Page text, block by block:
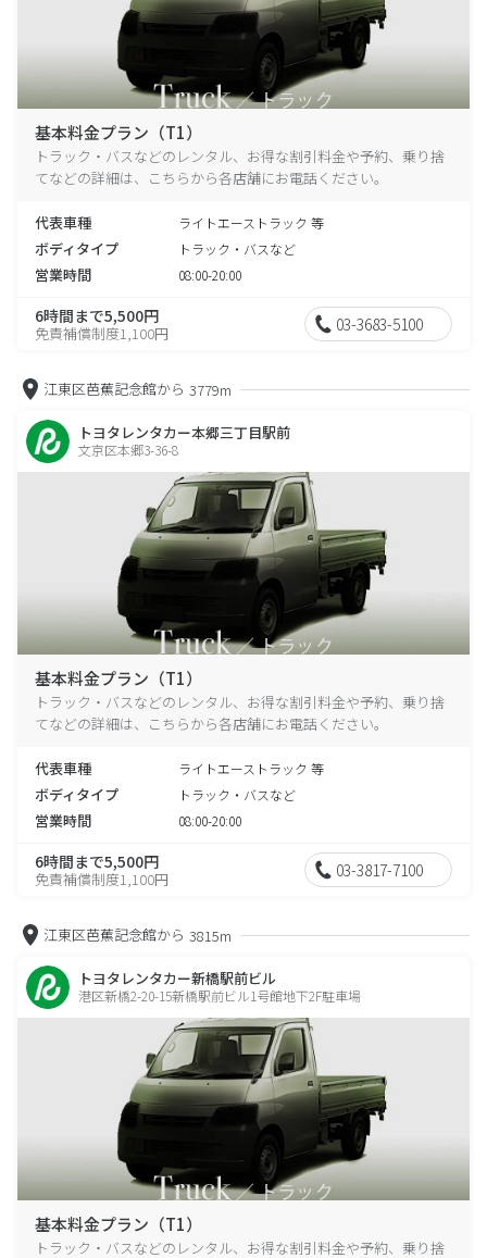
基本料金プラン（T1）
トラック・バスなどのレンタル、お得な割引料金や予約、乗り捨
てなどの詳細は、こちらから各店舗にお電話ください。
代表車種 ライトエーストラック 等
ボディタイプ トラック・バスなど
営業時間 08:00-20:00
6時間まで5,500円
免責補償制度1,100円 03-3683-5100
江東区芭蕉記念館から 3779m
トヨタレンタカー本郷三丁目駅前
文京区本郷3-36-8
基本料金プラン（T1）
トラック・バスなどのレンタル、お得な割引料金や予約、乗り捨
てなどの詳細は、こちらから各店舗にお電話ください。
代表車種 ライトエーストラック 等
ボディタイプ トラック・バスなど
営業時間 08:00-20:00
6時間まで5,500円
免責補償制度1,100円 03-3817-7100
江東区芭蕉記念館から 3815m
トヨタレンタカー新橋駅前ビル
港区新橋2-20-15新橋駅前ビル1号館地下2F駐車場
基本料金プラン（T1）
トラック・バスなどのレンタル、お得な割引料金や予約、乗り捨